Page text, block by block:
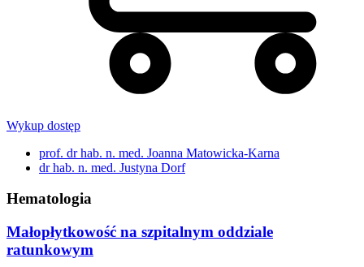
Wykup dostęp
prof. dr hab. n. med. Joanna Matowicka-Karna
dr hab. n. med. Justyna Dorf
Hematologia
Małopłytkowość na szpitalnym oddziale
ratunkowym